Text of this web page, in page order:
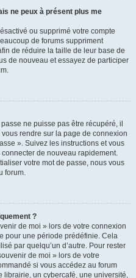
ne peux à présent plus me
ou supprimé votre compte
de forums suppriment
de réduire la taille de leur base de
de nouveau et essayez de participer
ne puisse pas être récupéré, il
rendre sur la page de connexion
». Suivez les instructions et vous
de nouveau rapidement.
votre mot de passe, nous vous
forum.
?
de moi » lors de votre connexion
pour une période prédéfinie. Cela
par quelqu’un d’autre. Pour rester
de moi » lors de votre
si vous accédez au forum
un cybercafé, une université,